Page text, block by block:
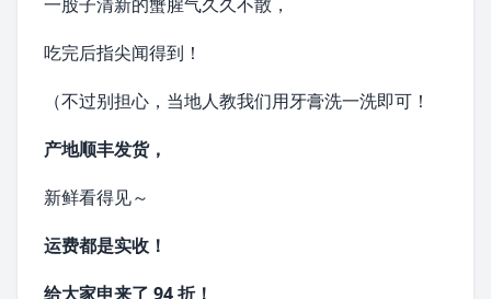
吃完后指尖闻得到！
（不过别担心，当地人教我们用牙膏洗一洗即可！
产地顺丰发货，
新鲜看得见～
运费都是实收！
给大家申来了 94 折！